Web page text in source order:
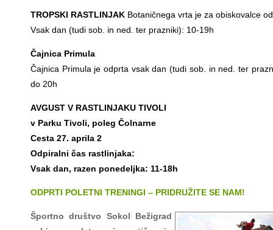
TROPSKI RASTLINJAK Botaničnega vrta je za obiskovalce
Vsak dan (tudi sob. in ned. ter prazniki): 10-19h
Čajnica Primula
Čajnica Primula je odprta vsak dan (tudi sob. in ned. ter
do 20h
AVGUST V RASTLINJAKU TIVOLI
v Parku Tivoli, poleg Čolnarne
Cesta 27. aprila 2
Odpiralni čas rastlinjaka:
Vsak dan, razen ponedeljka: 11-18h
ODPRTI POLETNI TRENINGI – PRIDRUŽITE SE NAM!
Športno društvo Sokol Bežigrad